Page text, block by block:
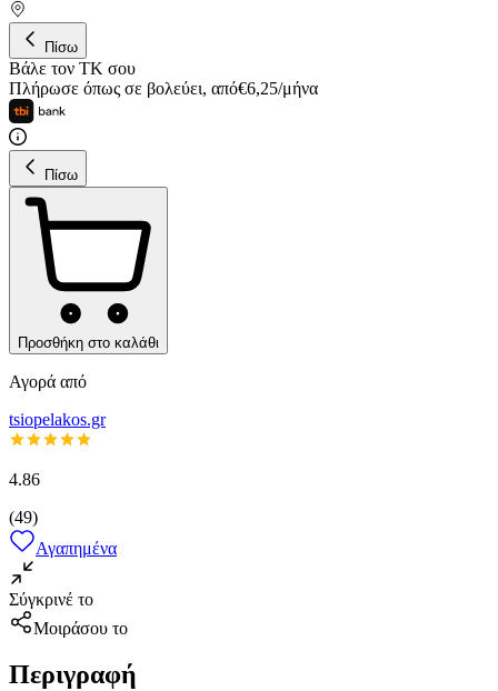
Πίσω
Βάλε τον ΤΚ σου
Πλήρωσε όπως σε βολεύει, από€6,25/μήνα
Πίσω
Προσθήκη στο καλάθι
Αγορά από
tsiopelakos.gr
4.86
(49)
Αγαπημένα
Σύγκρινέ το
Μοιράσου το
Περιγραφή